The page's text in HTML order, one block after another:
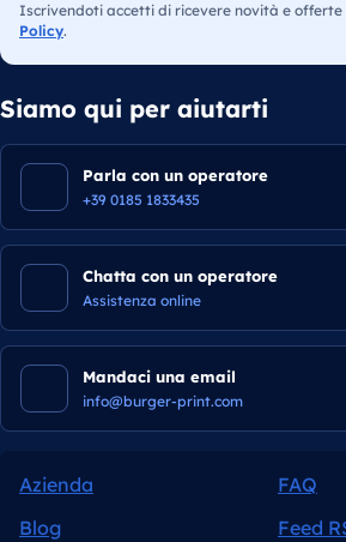
Iscrivendoti accetti di ricevere novità e offerte
Policy.
Siamo qui per aiutarti
Parla con un operatore
+39 0185 1833435
Chatta con un operatore
Assistenza online
Mandaci una email
info@burger-print.com
Azienda
FAQ
Blog
Feed